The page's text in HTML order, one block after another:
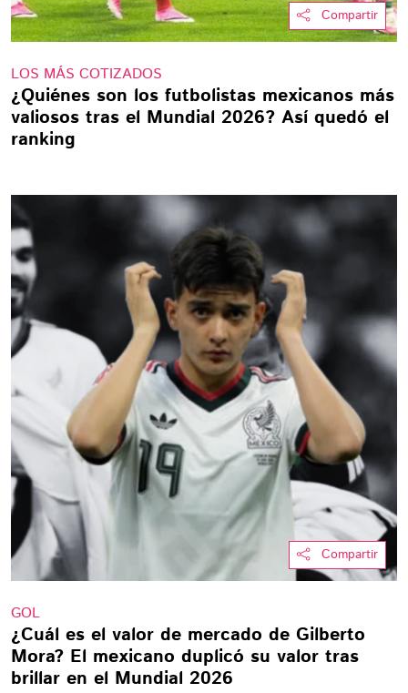
Compartir
LOS MÁS COTIZADOS
¿Quiénes son los futbolistas mexicanos más
valiosos tras el Mundial 2026? Así quedó el
ranking
Compartir
GOL
¿Cuál es el valor de mercado de Gilberto
Mora? El mexicano duplicó su valor tras
brillar en el Mundial 2026